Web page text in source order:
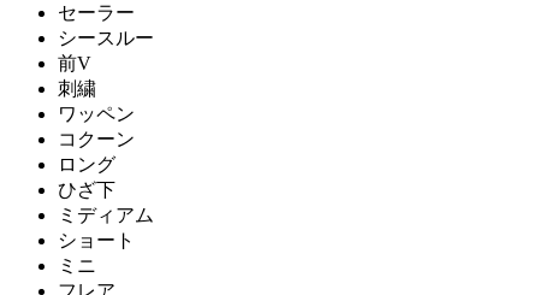
セーラー
シースルー
前V
刺繍
ワッペン
コクーン
ロング
ひざ下
ミディアム
ショート
ミニ
フレア